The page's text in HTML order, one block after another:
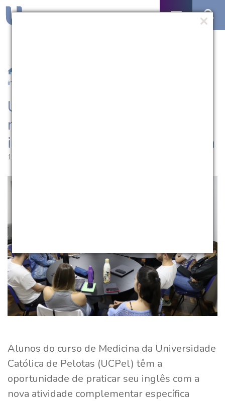
inglês para alunos da Medicina
UCPel tem atividade
ministrada inteiramente em
inglês para alunos da Medicina
11.04.2023 | 13:32
Alunos do curso de Medicina da Universidade
Católica de Pelotas (UCPel) têm a
oportunidade de praticar seu inglês com a
nova atividade complementar específica